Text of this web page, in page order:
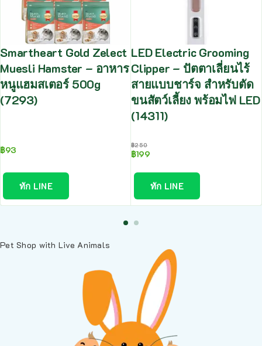
Smartheart Gold Zelect
Muesli Hamster – อาหาร
หนูแฮมสเตอร์ 500g
(7293)
฿93
ทัก LINE
LED Electric Grooming
Clipper – ปัตตาเลี่ยนไร้
สายแบบชาร์จ สำหรับตัด
ขนสัตว์เลี้ยง พร้อมไฟ LED
(14311)
฿250
฿199
ทัก LINE
Pet Shop with Live Animals